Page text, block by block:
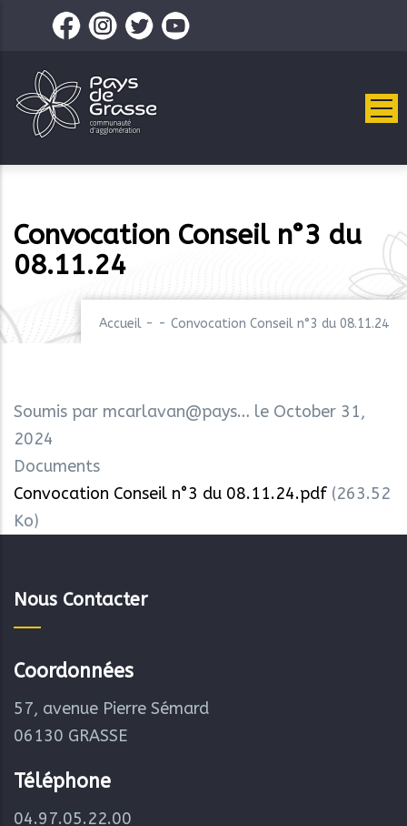
contenu
principal
Convocation Conseil n°3 du
08.11.24
Accueil - - Convocation Conseil n°3 du 08.11.24
Soumis par mcarlavan@pays… le October 31,
2024
Documents
Convocation Conseil n°3 du 08.11.24.pdf (263.52
Ko)
Nous Contacter
Coordonnées
57, avenue Pierre Sémard
06130 GRASSE
Téléphone
04.97.05.22.00